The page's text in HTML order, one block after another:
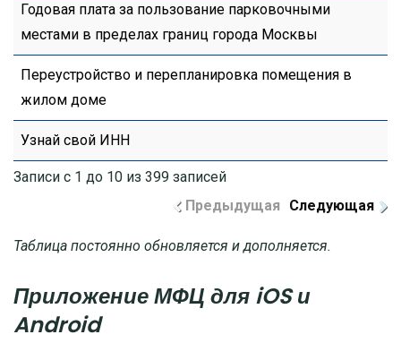
Годовая плата за пользование парковочными
местами в пределах границ города Москвы
Переустройство и перепланировка помещения в
жилом доме
Узнай свой ИНН
Записи с 1 до 10 из 399 записей
Предыдущая Следующая
Таблица постоянно обновляется и дополняется.
Приложение МФЦ для iOS и
Android